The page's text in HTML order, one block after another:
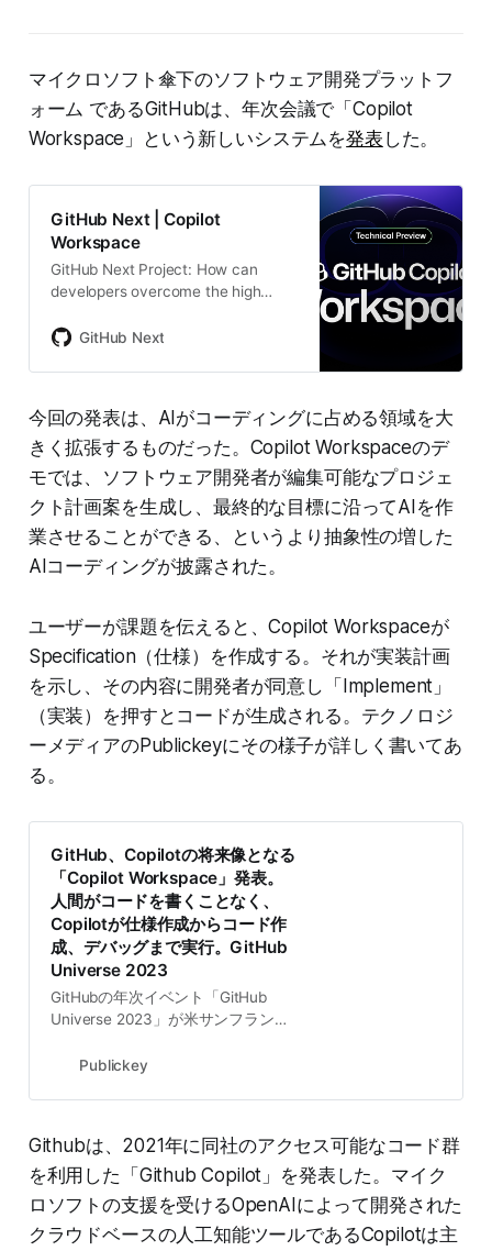
マイクロソフト傘下のソフトウェア開発プラットフ
ォーム であるGitHubは、年次会議で「Copilot
Workspace」という新しいシステムを発表 した。
GitHub Next | Copilot
Workspace
GitHub Next Project: How can
developers overcome the high
tasks and truly collaborate with AI
GitHub Next
今回の発表は、AIがコーディングに占める領域を大
きく拡張するものだった。Copilot Workspaceのデ
モでは、ソフトウェア開発者が編集可能なプロジェ
クト計画案を生成し、最終的な目標に沿ってAIを作
業させることができる、というより抽象性の増した
AIコーディングが披露された。
ユーザーが課題を伝えると、Copilot Workspaceが
Specification（仕様）を作成する。それが実装計画
を示し、その内容に開発者が同意し「Implement」
（実装）を押すとコードが生成される。テクノロジ
ーメディアのPublickeyにその様子が詳しく書いてあ
る。
GitHub、Copilotの将来像となる
「Copilot Workspace」発表。
人間がコードを書くことなく、
Copilotが仕様作成からコード作
成、デバッグまで実行。GitHub
Universe 2023
GitHubの年次イベント「GitHub
Universe 2023」が米サンフランシ
Dohmke（トーマス・ドムケ）氏は1
Publickey
Githubは、2021年に同社のアクセス可能なコード群
を利用した「Github Copilot」を発表した。マイク
ロソフトの支援を受けるOpenAIによって開発された
クラウドベースの人工知能ツールであるCopilotは主